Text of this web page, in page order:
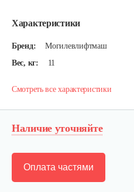
Характеристики
Бренд:
Могилевлифтмаш
Вес, кг:
11
Смотреть все характеристики
Наличие уточняйте
Оплата частями